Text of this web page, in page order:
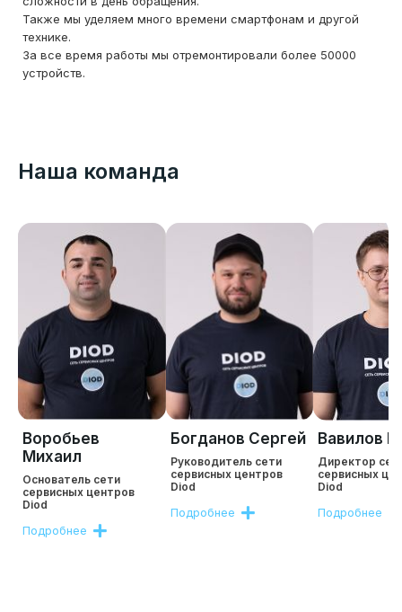
Также мы уделяем много времени смартфонам и другой
технике.
За все время работы мы отремонтировали более 50000
устройств.
Наша команда
Воробьев
Михаил
Основатель сети
сервисных центров
Diod
Подробнее
Богданов Сергей
Руководитель сети
сервисных центров
Diod
Подробнее
Вавилов
Директор
сервисных
Diod
Подробнее